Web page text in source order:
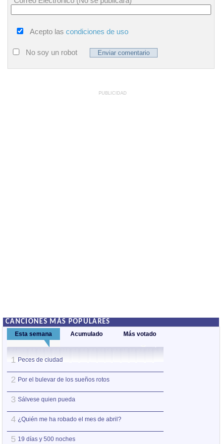
Acepto las condiciones de uso
No soy un robot
PUBLICIDAD
CANCIONES MÁS POPULARES
Esta semana Acumulado Más votado
1 Peces de ciudad
2 Por el bulevar de los sueños rotos
3 Sálvese quien pueda
4 ¿Quién me ha robado el mes de abril?
5 19 días y 500 noches